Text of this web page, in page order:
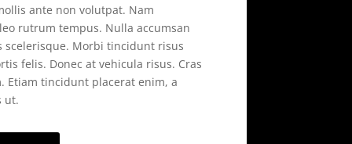
ante non volutpat. Nam
rutrum tempus. Nulla accumsan
scelerisque. Morbi tincidunt risus
felis. Donec at vehicula risus. Cras
Etiam tincidunt placerat enim, a
ut.